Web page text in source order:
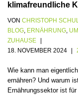
klimafreundliche
VON CHRISTOPH
BLOG
ERNÄHRUNG
ZUHAUSE
18. NOVEMBER 2024
Wie kann man
ernähren? Und warum
Ernährungssektor ist